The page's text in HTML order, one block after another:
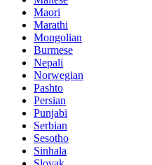
Maori
Marathi
Mongolian
Burmese
Nepali
Norwegian
Pashto
Persian
Punjabi
Serbian
Sesotho
Sinhala